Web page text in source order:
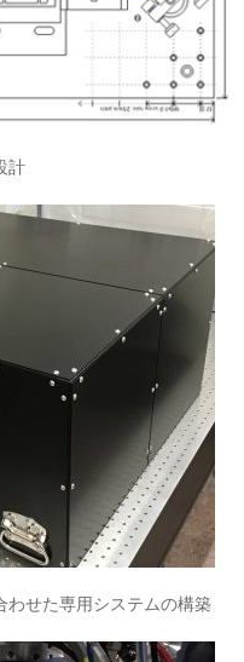
計
わせた専用システムの構築